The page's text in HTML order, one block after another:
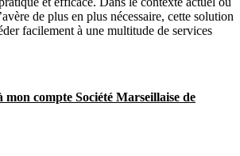
de plus en plus nécessaire, cette solution
facilement à une multitude de services
mon compte Société Marseillaise de